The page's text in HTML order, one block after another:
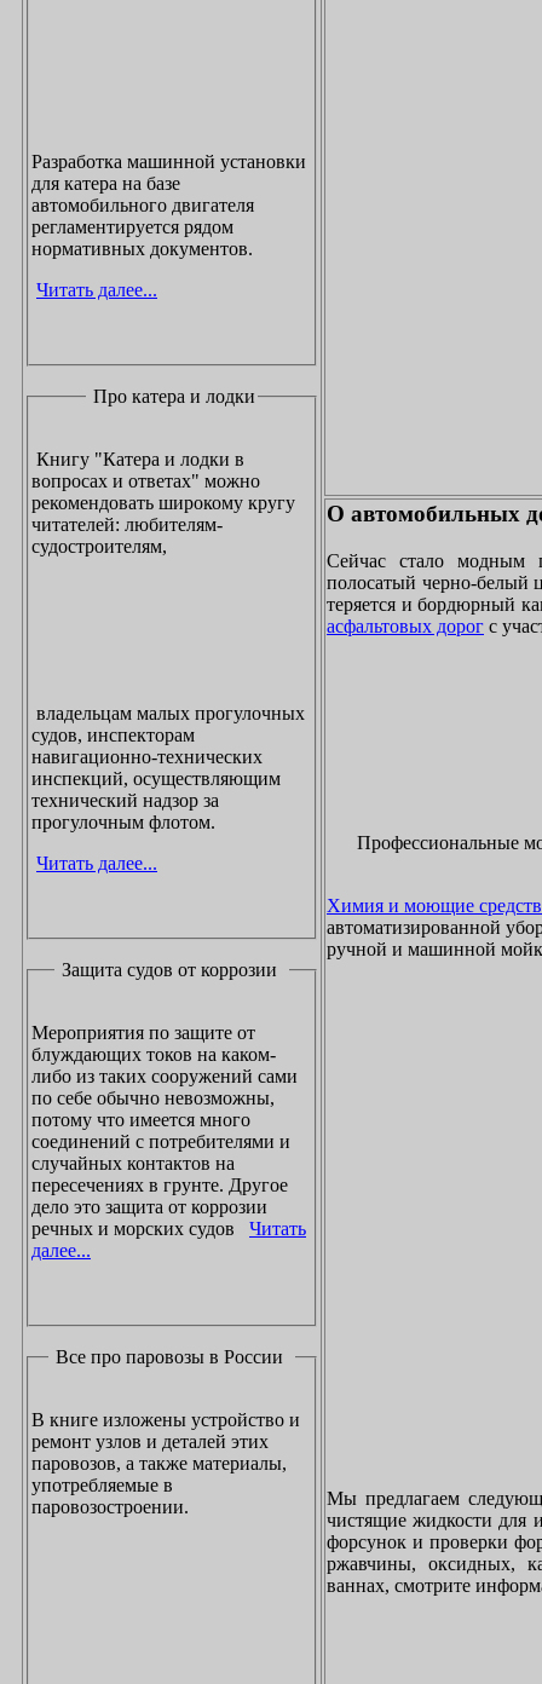
Разработка машинной установки
для катера на базе
автомобильного двигателя
регламентируется рядом
нормативных документов.
Читать далее...
Про катера и лодки
Книгу "Катера и лодки в
вопросах и ответах" можно
рекомендовать широкому кругу
читателей: любителям-
судостроителям,
владельцам малых прогулочных
судов, инспекторам
навигационно-технических
инспекций, осуществляющим
технический надзор за
прогулочным флотом.
Читать далее...
Защита судов от коррозии
Мероприятия по защите от
блуждающих токов на каком-
либо из таких сооружений сами
по себе обычно невозможны,
потому что имеется много
соединений с потребителями и
случайных контактов на
пересечениях в грунте. Другое
дело это защита от коррозии
речных и морских судов Читать
далее...
Все про паровозы в России
В книге изложены устройство и
ремонт узлов и деталей этих
паровозов, а также материалы,
употребляемые в
паровозостроении.
О автомобильных
Сейчас стало модным
полосатый черно-белый
теряется и бордюрный
асфальтовых дорог с
Профессиональные
Химия и моющие
автоматизированной
ручной и машинной
Мы предлагаем
чистящие жидкости для
форсунок и проверки
ржавчины, оксидных,
ваннах, смотрите